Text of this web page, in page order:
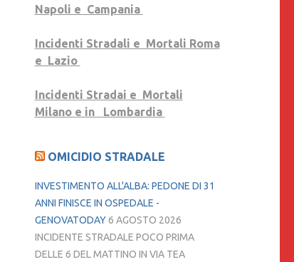
CIMITERO».
ASSOCIAZIONI
PASQUA
FAMIGLIE
VITTIME
Napoli e Campania
Incidenti Stradali e Mortali Roma
e Lazio
Incidenti Stradai e Mortali
Milano e in Lombardia
OMICIDIO STRADALE
INVESTIMENTO ALL'ALBA: PEDONE DI 31
ANNI FINISCE IN OSPEDALE -
GENOVATODAY 6 AGOSTO 2026
INCIDENTE STRADALE POCO PRIMA
DELLE 6 DEL MATTINO IN VIA TEA